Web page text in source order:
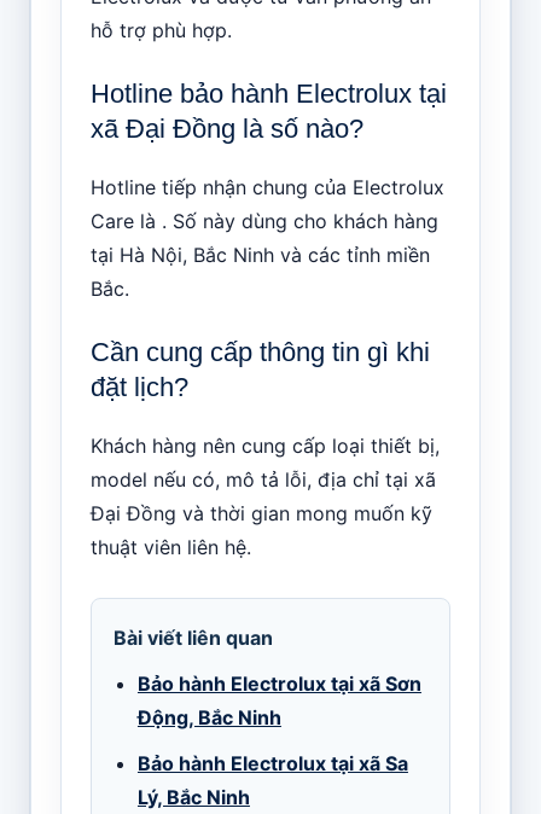
hỗ trợ phù hợp.
Hotline bảo hành Electrolux tại
xã Đại Đồng là số nào?
Hotline tiếp nhận chung của Electrolux
Care là . Số này dùng cho khách hàng
tại Hà Nội, Bắc Ninh và các tỉnh miền
Bắc.
Cần cung cấp thông tin gì khi
đặt lịch?
Khách hàng nên cung cấp loại thiết bị,
model nếu có, mô tả lỗi, địa chỉ tại xã
Đại Đồng và thời gian mong muốn kỹ
thuật viên liên hệ.
Bài viết liên quan
Bảo hành Electrolux tại xã Sơn
Động, Bắc Ninh
Bảo hành Electrolux tại xã Sa
Lý, Bắc Ninh